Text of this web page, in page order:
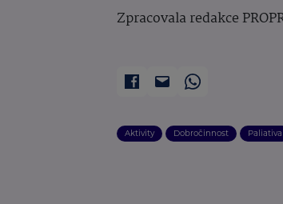
Zpracovala redakce
Aktivity Dobročinnost Paliativa